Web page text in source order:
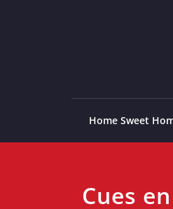
Home Sweet
Cues